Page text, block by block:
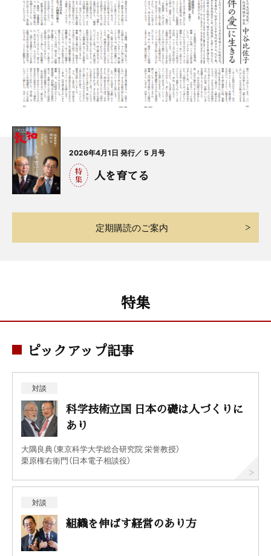
2026年4月1日 発行／ 5 月号
人を育てる
定期購読のご案内
特集
ピックアップ記事
対談
科学技術立国 日本の礎は人づくりに
あり
大隅良典（東京科学大学総合研究院 栄誉教授）
栗原権右衛門（日本電子相談役）
対談
組織を伸ばす経営のあり方